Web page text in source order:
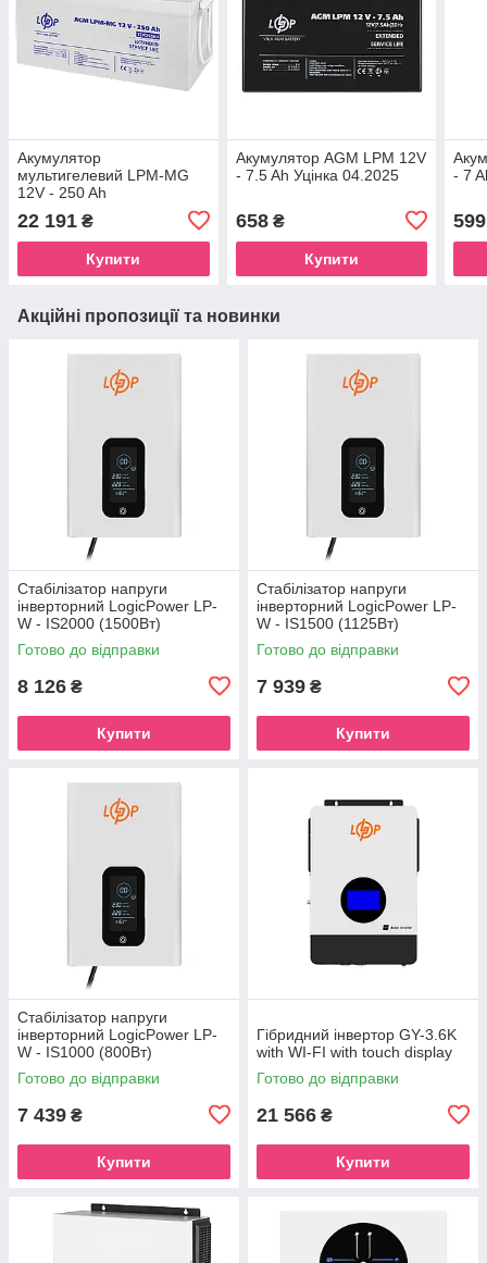
Акумулятор
мультигелевий LPM-MG
12V - 250 Ah
22 191 ₴
Купити
Акумулятор AGM LPM 12V
- 7.5 Ah Уцінка 04.2025
658₴
Купити
- 7
599
Акційні пропозиції та новинки
Стабілізатор напруги
інверторний LogicPower LP-
W - IS2000 (1500Вт)
Готово до відправки
8 126 ₴
Купити
Стабілізатор напруги
інверторний LogicPower LP-
W - IS1500 (1125Вт)
Готово до відправки
7 939 ₴
Купити
Стабілізатор напруги
інверторний LogicPower LP-
W - IS1000 (800Вт)
Готово до відправки
7 439 ₴
Купити
Гібридний інвертор GY-3.6K
with WI-FI with touch display
Готово до відправки
21 566 ₴
Купити